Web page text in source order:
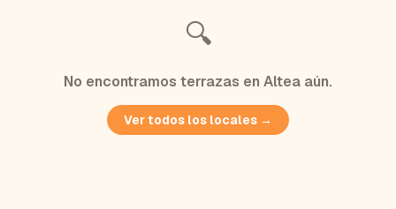
🔍
No encontramos terrazas en Altea aún.
Ver todos los locales →